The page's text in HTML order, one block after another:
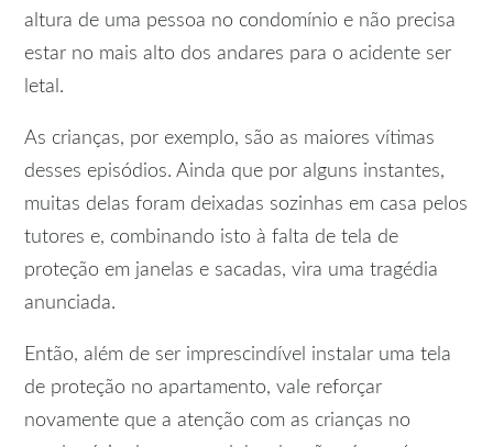
altura de uma pessoa no condomínio e não precisa
estar no mais alto dos andares para o acidente ser
letal.
As crianças, por exemplo, são as maiores vítimas
desses episódios. Ainda que por alguns instantes,
muitas delas foram deixadas sozinhas em casa pelos
tutores e, combinando isto à falta de tela de
proteção em janelas e sacadas, vira uma tragédia
anunciada.
Então, além de ser imprescindível instalar uma tela
de proteção no apartamento, vale reforçar
novamente que a atenção com as crianças no